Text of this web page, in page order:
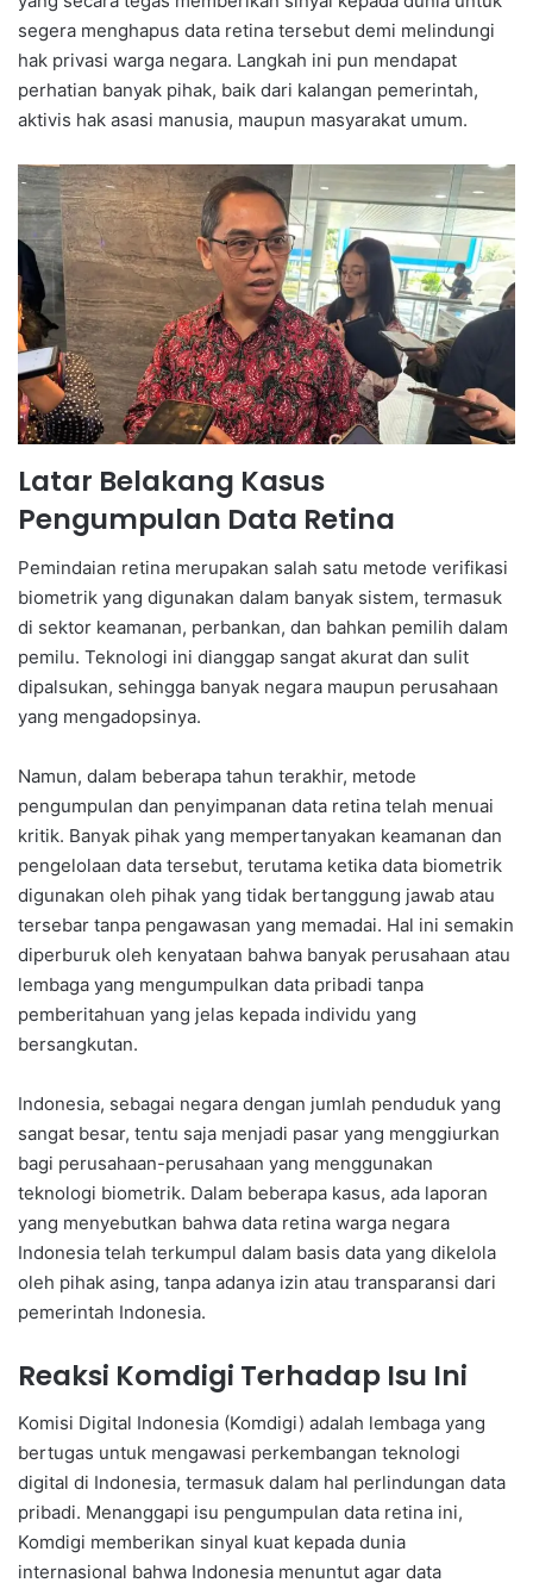
segera menghapus data retina tersebut demi melindungi
hak privasi warga negara. Langkah ini pun mendapat
perhatian banyak pihak, baik dari kalangan pemerintah,
aktivis hak asasi manusia, maupun masyarakat umum.
Latar Belakang Kasus
Pengumpulan Data Retina
Pemindaian retina merupakan salah satu metode verifikasi
biometrik yang digunakan dalam banyak sistem, termasuk
di sektor keamanan, perbankan, dan bahkan pemilih dalam
pemilu. Teknologi ini dianggap sangat akurat dan sulit
dipalsukan, sehingga banyak negara maupun perusahaan
yang mengadopsinya.
Namun, dalam beberapa tahun terakhir, metode
pengumpulan dan penyimpanan data retina telah menuai
kritik. Banyak pihak yang mempertanyakan keamanan dan
pengelolaan data tersebut, terutama ketika data biometrik
digunakan oleh pihak yang tidak bertanggung jawab atau
tersebar tanpa pengawasan yang memadai. Hal ini semakin
diperburuk oleh kenyataan bahwa banyak perusahaan atau
lembaga yang mengumpulkan data pribadi tanpa
pemberitahuan yang jelas kepada individu yang
bersangkutan.
Indonesia, sebagai negara dengan jumlah penduduk yang
sangat besar, tentu saja menjadi pasar yang menggiurkan
bagi perusahaan-perusahaan yang menggunakan
teknologi biometrik. Dalam beberapa kasus, ada laporan
yang menyebutkan bahwa data retina warga negara
Indonesia telah terkumpul dalam basis data yang dikelola
oleh pihak asing, tanpa adanya izin atau transparansi dari
pemerintah Indonesia.
Reaksi Komdigi Terhadap Isu Ini
Komisi Digital Indonesia (Komdigi) adalah lembaga yang
bertugas untuk mengawasi perkembangan teknologi
digital di Indonesia, termasuk dalam hal perlindungan data
pribadi. Menanggapi isu pengumpulan data retina ini,
Komdigi memberikan sinyal kuat kepada dunia
internasional bahwa Indonesia menuntut agar data